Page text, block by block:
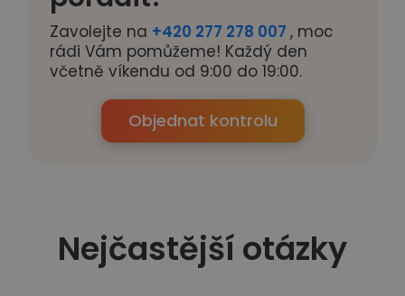
Zavolejte na +420 277 278 007 , moc
rádi Vám pomůžeme! Každý den
včetně víkendu od 9:00 do 19:00.
Objednat kontrolu
Nejčastější otázky